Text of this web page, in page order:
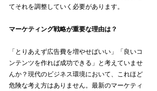
てそれを調整していく必要があります。
マーケティング戦略が重要な理由は？
「とりあえず広告費を増やせばいい」「良いコ
ンテンツを作れば成功できる」と考えていませ
んか？現代のビジネス環境において、これほど
危険な考え方はありません。最新のマーケティ